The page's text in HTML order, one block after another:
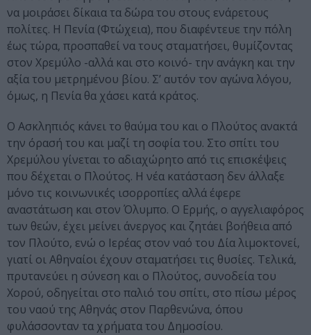
να μοιράσει δίκαια τα δώρα του στους ενάρετους
πολίτες. Η Πενία (Φτώχεια), που διαφέντευε την πόλη
έως τώρα, προσπαθεί να τους σταματήσει, θυμίζοντας
στον Χρεμύλο -αλλά και στο κοινό- την ανάγκη και την
αξία του μετρημένου βίου. Σ’ αυτόν τον αγώνα λόγου,
όμως, η Πενία θα χάσει κατά κράτος.
Ο Ασκληπιός κάνει το θαύμα του και ο Πλούτος ανακτά
την όρασή του και μαζί τη σοφία του. Στο σπίτι του
Χρεμύλου γίνεται το αδιαχώρητο από τις επισκέψεις
που δέχεται ο Πλούτος. Η νέα κατάσταση δεν άλλαξε
μόνο τις κοινωνικές ισορροπίες αλλά έφερε
αναστάτωση και στον Όλυμπο. Ο Ερμής, ο αγγελιαφόρος
των θεών, έχει μείνει άνεργος και ζητάει βοήθεια από
τον Πλούτο, ενώ ο Ιερέας στον ναό του Δία λιμοκτονεί,
γιατί οι Αθηναίοι έχουν σταματήσει τις θυσίες. Τελικά,
πρυτανεύει η σύνεση και ο Πλούτος, συνοδεία του
Χορού, οδηγείται στο παλιό του σπίτι, στο πίσω μέρος
του ναού της Αθηνάς στον Παρθενώνα, όπου
φυλάσσονταν τα χρήματα του Δημοσίου.